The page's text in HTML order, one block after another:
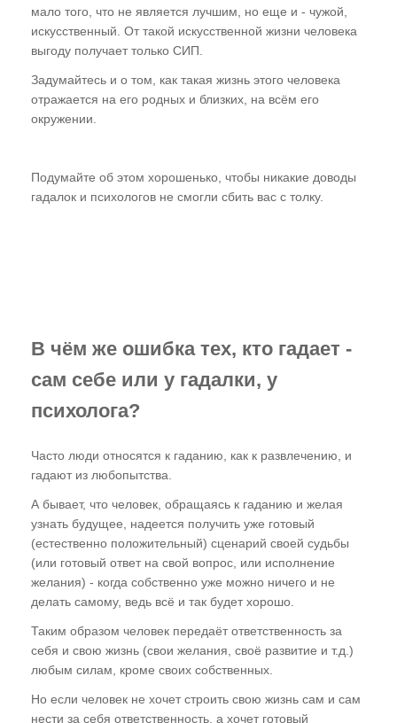
мало того, что не является лучшим, но еще и - чужой,
искусственный. От такой искусственной жизни человека
выгоду получает только СИП.
Задумайтесь и о том, как такая жизнь этого человека
отражается на его родных и близких, на всём его
окружении.
Подумайте об этом хорошенько, чтобы никакие доводы
гадалок и психологов не смогли сбить вас с толку.
В чём же ошибка тех, кто гадает -
сам себе или у гадалки, у
психолога?
Часто люди относятся к гаданию, как к развлечению, и
гадают из любопытства.
А бывает, что человек, обращаясь к гаданию и желая
узнать будущее, надеется получить уже готовый
(естественно положительный) сценарий своей судьбы
(или готовый ответ на свой вопрос, или исполнение
желания) - когда собственно уже можно ничего и не
делать самому, ведь всё и так будет хорошо.
Таким образом человек передаёт ответственность за
себя и свою жизнь (свои желания, своё развитие и т.д.)
любым силам, кроме своих собственных.
Но если человек не хочет строить свою жизнь сам и сам
нести за себя ответственность, а хочет готовый